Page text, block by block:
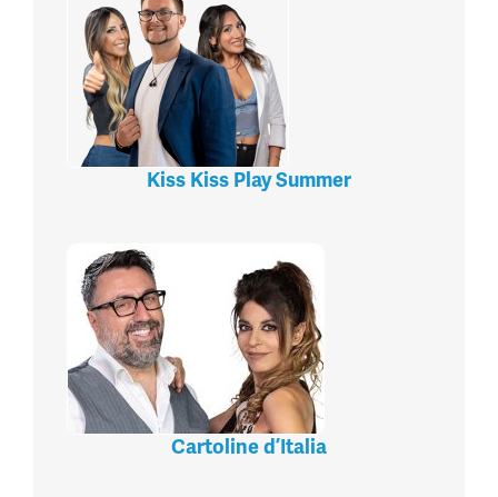
Kiss Kiss Play Summer
Cartoline d’Italia